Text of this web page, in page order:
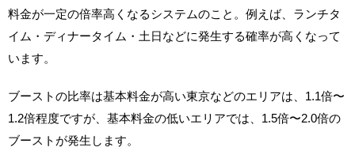
料金が一定の倍率高くなるシステムのこと。例えば、ランチタ
イム・ディナータイム・土日などに発生する確率が高くなって
います。
ブーストの比率は基本料金が高い東京などのエリアは、1.1倍〜
1.2倍程度ですが、基本料金の低いエリアでは、1.5倍〜2.0倍の
ブーストが発生します。